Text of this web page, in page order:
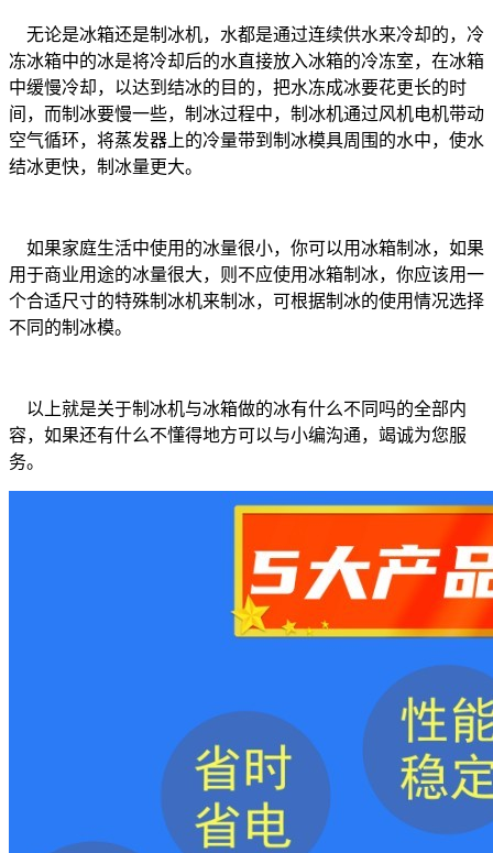
无论是冰箱还是制冰机，水都是通过连续供水来冷却的，冷
冻冰箱中的冰是将冷却后的水直接放入冰箱的冷冻室，在冰箱
中缓慢冷却，以达到结冰的目的，把水冻成冰要花更长的时
间，而制冰要慢一些，制冰过程中，制冰机通过风机电机带动
空气循环，将蒸发器上的冷量带到制冰模具周围的水中，使水
结冰更快，制冰量更大。
如果家庭生活中使用的冰量很小，你可以用冰箱制冰，如果
用于商业用途的冰量很大，则不应使用冰箱制冰，你应该用一
个合适尺寸的特殊制冰机来制冰，可根据制冰的使用情况选择
不同的制冰模。
以上就是关于制冰机与冰箱做的冰有什么不同吗的全部内
容，如果还有什么不懂得地方可以与小编沟通，竭诚为您服
务。